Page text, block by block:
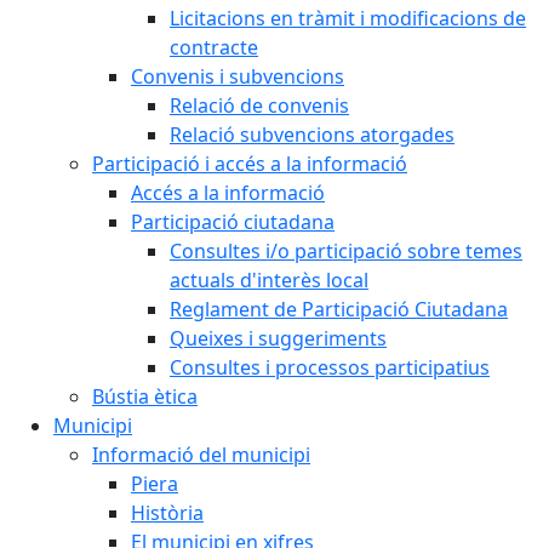
Licitacions en tràmit i modificacions de
contracte
Convenis i subvencions
Relació de convenis
Relació subvencions atorgades
Participació i accés a la informació
Accés a la informació
Participació ciutadana
Consultes i/o participació sobre temes
actuals d'interès local
Reglament de Participació Ciutadana
Queixes i suggeriments
Consultes i processos participatius
Bústia ètica
Municipi
Informació del municipi
Piera
Història
El municipi en xifres